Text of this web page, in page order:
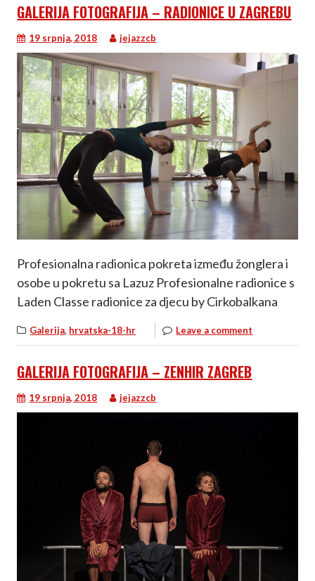
GALERIJA FOTOGRAFIJA – RADIONICE U ZAGREBU
19 srpnja, 2018 jejazzcb
Profesionalna radionica pokreta između žonglera i
osobe u pokretu sa Lazuz Profesionalne radionice s
Laden Classe radionice za djecu by Cirkobalkana
Galerija, hrvatska-18-hr Leave a comment
GALERIJA FOTOGRAFIJA – ZENHIR ZAGREB
19 srpnja, 2018 jejazzcb